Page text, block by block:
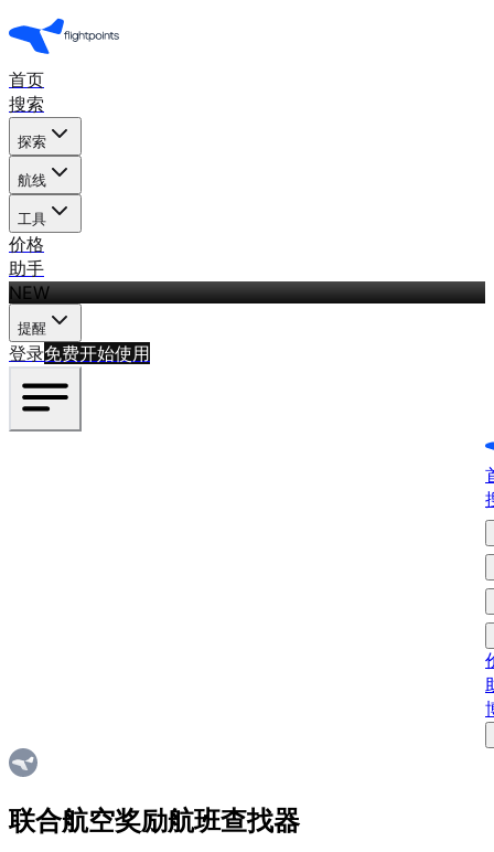
首页
搜索
探索
航线
工具
价格
助手
NEW
提醒
登录免费开始使用
联合航空奖励航班查找器